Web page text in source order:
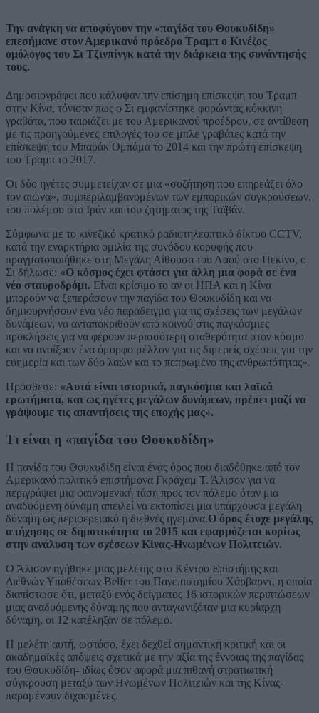
Την ανάγκη να αποφύγουν την «παγίδα του Θουκυδίδη»
επεσήμανε στον Αμερικανό πρόεδρο Τραμπ ο Κινέζος
ομόλογος του Σι Τζινπίνγκ κατά την διάρκεια της συνάντησής
τους.
Δημοσιογράφοι που κάλυψαν την επίσημη επίσκεψη του Τραμπ
στην Κίνα, τόνισαν πως ο Σι εμφανίστηκε φορώντας κόκκινη
γραβάτα, που ταιριάζει με του Αμερικανού προέδρου, σε αντίθεση
με τις προηγούμενες επιλογές του σε μπλε γραβάτες κατά την
επίσκεψη του Μπαράκ Ομπάμα το 2014 και την πρώτη επίσκεψη
του Τραμπ το 2017.
Οι δύο ηγέτες συμμετείχαν σε μια «συζήτηση που επηρεάζει όλο
τον αιώνα», συμπεριλαμβανομένων των εμπορικών συγκρούσεων,
του πολέμου στο Ιράν και του ζητήματος της Ταϊβάν.
Σύμφωνα με το κινεζικό κρατικό ραδιοτηλεοπτικό δίκτυο CCTV,
κατά την εναρκτήρια ομιλία της συνόδου κορυφής που
πραγματοποιήθηκε στη Μεγάλη Αίθουσα του Λαού στο Πεκίνο, ο
Σι δήλωσε: «Ο κόσμος έχει φτάσει για άλλη μια φορά σε ένα
νέο σταυροδρόμι. Είναι κρίσιμο το αν οι ΗΠΑ και η Κίνα
μπορούν να ξεπεράσουν την παγίδα του Θουκυδίδη και να
δημιουργήσουν ένα νέο παράδειγμα για τις σχέσεις των μεγάλων
δυνάμεων, να ανταποκριθούν από κοινού στις παγκόσμιες
προκλήσεις για να φέρουν περισσότερη σταθερότητα στον κόσμο
και να ανοίξουν ένα όμορφο μέλλον για τις διμερείς σχέσεις για την
ευημερία και των δύο λαών και το πεπρωμένο της ανθρωπότητας».
Πρόσθεσε: «Αυτά είναι ιστορικά, παγκόσμια και λαϊκά
ερωτήματα, και ως ηγέτες μεγάλων δυνάμεων, πρέπει μαζί να
γράψουμε τις απαντήσεις της εποχής μας».
Τι είναι η «παγίδα του Θουκυδίδη»
Η παγίδα του Θουκυδίδη είναι ένας όρος που διαδόθηκε από τον
Αμερικανό πολιτικό επιστήμονα Γκράχαμ Τ. Άλισον για να
περιγράψει μια φαινομενική τάση προς τον πόλεμο όταν μια
αναδυόμενη δύναμη απειλεί να εκτοπίσει μια υπάρχουσα μεγάλη
δύναμη ως περιφερειακό ή διεθνές ηγεμόνα.Ο όρος έτυχε μεγάλης
απήχησης σε δημοτικότητα το 2015 και εφαρμόζεται κυρίως
στην ανάλυση των σχέσεων Κίνας-Ηνωμένων Πολιτειών.
Ο Άλισον ηγήθηκε μιας μελέτης στο Κέντρο Επιστήμης και
Διεθνών Υποθέσεων Belfer του Πανεπιστημίου Χάρβαρντ, η οποία
διαπίστωσε ότι, μεταξύ ενός δείγματος 16 ιστορικών περιπτώσεων
μιας αναδυόμενης δύναμης που ανταγωνιζόταν μια κυρίαρχη
δύναμη, οι 12 κατέληξαν σε πόλεμο.
Η μελέτη αυτή, ωστόσο, έχει δεχθεί σημαντική κριτική και οι
ακαδημαϊκές απόψεις σχετικά με την αξία της έννοιας της παγίδας
του Θουκυδίδη- ιδίως όσον αφορά μια πιθανή στρατιωτική
σύγκρουση μεταξύ των Ηνωμένων Πολιτειών και της Κίνας-
παραμένουν διχασμένες.